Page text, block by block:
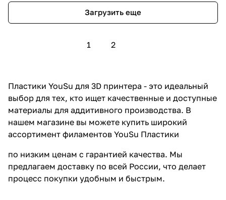
Загрузить еще
1 2
Пластики YouSu для 3D принтера - это идеальный
выбор для тех, кто ищет качественные и доступные
материалы для аддитивного производства. В
нашем магазине вы можете купить широкий
ассортимент филаментов YouSu Пластики
по низким ценам с гарантией качества. Мы
предлагаем доставку по всей России, что делает
процесс покупки удобным и быстрым.